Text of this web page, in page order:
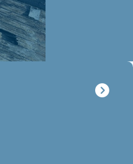
meteen
gevraagd